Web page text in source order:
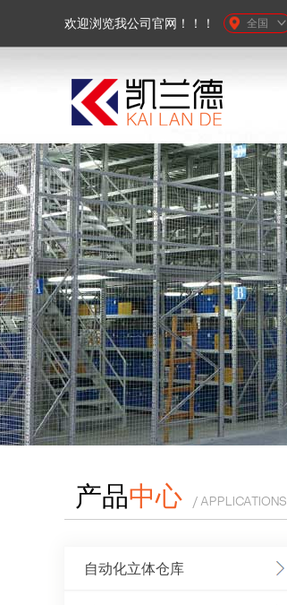
欢迎浏览我公司官网！！！ 全国
产品中心 / APPLICATIONS
自动化立体仓库